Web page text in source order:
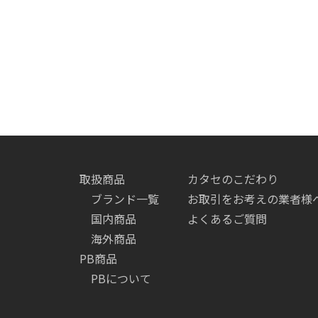
取扱商品
ブランド一覧
国内商品
海外商品
PB商品
PBについて
カタセのこだわり
お取引をお考えの業者様
よくあるご質問